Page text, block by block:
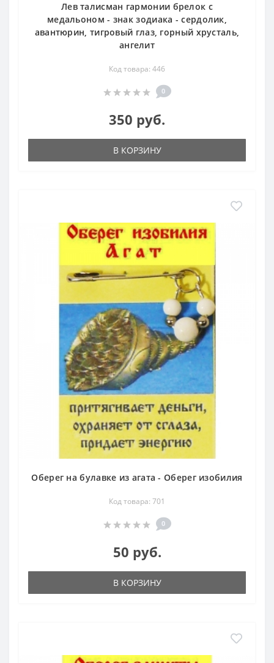
Лев талисман гармонии брелок с
медальоном - знак зодиака - сердолик,
авантюрин, тигровый глаз, горный хрусталь,
ангелит
Код товара: 446
0
350 руб.
В КОРЗИНУ
Оберег на булавке из агата - Оберег изобилия
Код товара: 701
0
50 руб.
В КОРЗИНУ